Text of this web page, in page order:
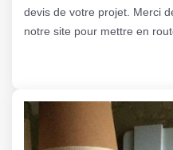
devis de votre projet. Merci
notre site pour mettre en